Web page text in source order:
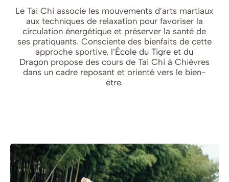
Le Tai Chi associe les mouvements d’arts martiaux
aux techniques de relaxation pour favoriser la
circulation énergétique et préserver la santé de
ses pratiquants. Consciente des bienfaits de cette
approche sportive, l’École du Tigre et du
Dragonpropose des cours de Tai Chi à Chièvres
dans un cadre reposant et orienté vers le bien-
être.